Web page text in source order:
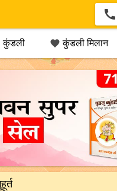
call
कुंडली  कुंडली मिलान